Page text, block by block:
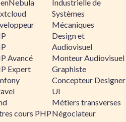
Avancé
Expert
cours PHP
Industrielle de
Systèmes
Mécaniques
Design et
Audiovisuel
Monteur Audiovisuel
Graphiste
Concepteur Designer
UI
Métiers transverses
Négociateur